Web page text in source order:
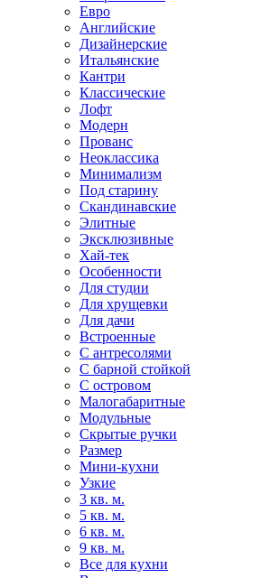
Евро
Английские
Дизайнерские
Итальянские
Кантри
Классические
Лофт
Модерн
Прованс
Неоклассика
Минимализм
Под старину
Скандинавские
Элитные
Эксклюзивные
Хай-тек
Особенности
Для студии
Для хрущевки
Для дачи
Встроенные
С антресолями
С барной стойкой
С островом
Малогабаритные
Модульные
Скрытые ручки
Размер
Мини-кухни
Узкие
3 кв. м.
5 кв. м.
6 кв. м.
9 кв. м.
Все для кухни